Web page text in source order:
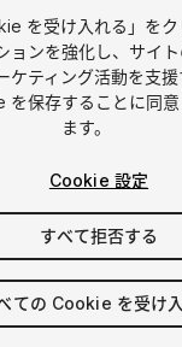
past week
を受け入れる」をク
ョンを強化し、サイ
ケティング活動を支
を保存することに同意
ます。
Cookie 設定
すべて拒否する
ての Cookie を受け